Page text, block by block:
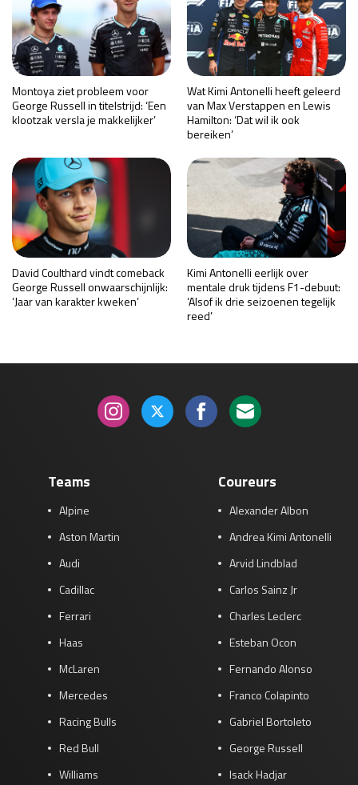
Montoya ziet probleem voor
George Russell in titelstrijd: ‘Een
klootzak versla je makkelijker’
Wat Kimi Antonelli heeft geleerd
van Max Verstappen en Lewis
Hamilton: ‘Dat wil ik ook
bereiken’
David Coulthard vindt comeback
George Russell onwaarschijnlijk:
‘Jaar van karakter kweken’
Kimi Antonelli eerlijk over
mentale druk tijdens F1-debuut:
‘Alsof ik drie seizoenen tegelijk
reed’
Teams
Alpine
Aston Martin
Audi
Cadillac
Ferrari
Haas
McLaren
Mercedes
Racing Bulls
Red Bull
Williams
Coureurs
Alexander Albon
Andrea Kimi Antonelli
Arvid Lindblad
Carlos Sainz Jr
Charles Leclerc
Esteban Ocon
Fernando Alonso
Franco Colapinto
Gabriel Bortoleto
George Russell
Isack Hadjar